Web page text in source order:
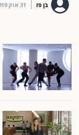
בן פז 31 אוק 2019